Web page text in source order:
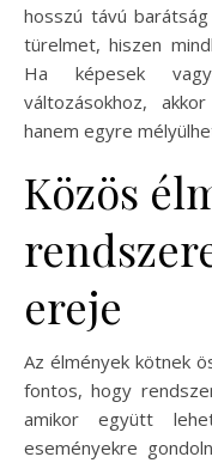
hosszú távú
türelmet, hiszen
Ha képesek
változásokhoz,
hanem egyre
Közös
ereje
Az élmények kötnek
fontos, hogy
amikor együtt
eseményekre